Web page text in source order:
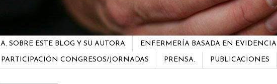
A. SOBRE ESTE BLOG Y SU AUTORA ENFERMERÍA BASADA EN EVIDENCIA
PARTICIPACIÓN CONGRESOS/JORNADAS PRENSA. PUBLICACIONES